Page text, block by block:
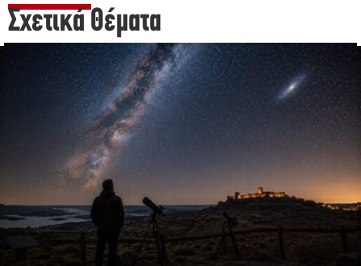
Σχετικά Θέματα